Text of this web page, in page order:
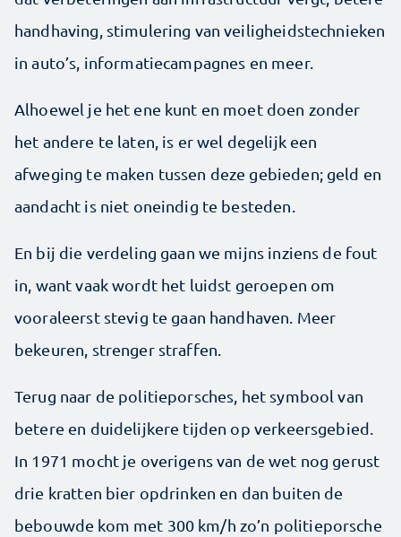
handhaving, stimulering van veiligheidstechnieken
in auto’s, informatiecampagnes en meer.
Alhoewel je het ene kunt en moet doen zonder
het andere te laten, is er wel degelijk een
afweging te maken tussen deze gebieden; geld en
aandacht is niet oneindig te besteden.
En bij die verdeling gaan we mijns inziens de fout
in, want vaak wordt het luidst geroepen om
vooraleerst stevig te gaan handhaven. Meer
bekeuren, strenger straffen.
Terug naar de politieporsches, het symbool van
betere en duidelijkere tijden op verkeersgebied.
In 1971 mocht je overigens van de wet nog gerust
drie kratten bier op­drinken en dan buiten de
bebouwde kom met 300 km/h zo’n politieporsche